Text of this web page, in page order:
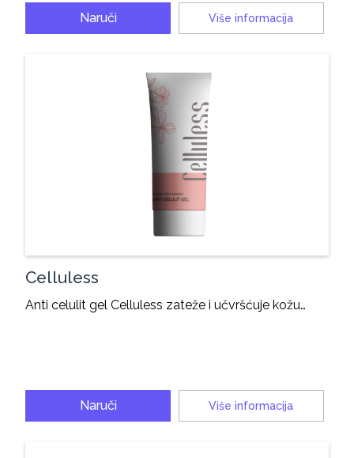
Naruči Više informacija
Celluless
Anti celulit gel Celluless zateže i učvršćuje kožu…
Naruči Više informacija